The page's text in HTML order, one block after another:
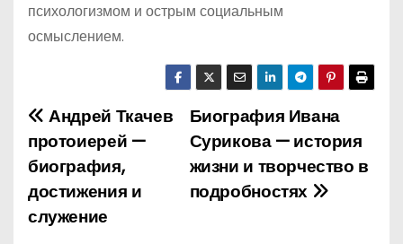
психологизмом и острым социальным
осмыслением.
Н
а
в
Биография Ивана
Сурикова — история
жизни и творчество в
подробностях
Андрей Ткачев
протоиерей —
биография,
достижения и
служение